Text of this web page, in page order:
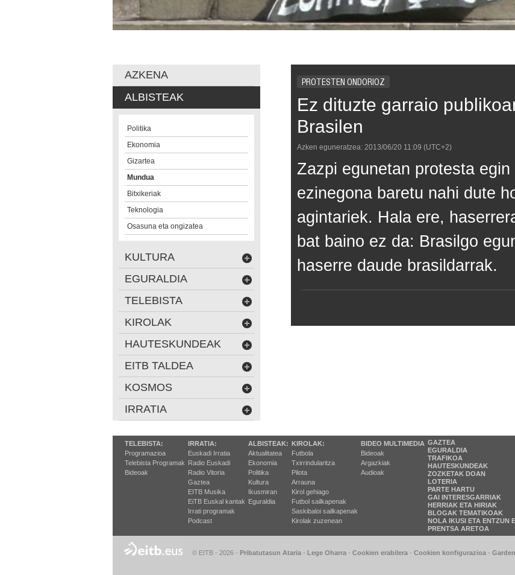
PROTESTEN ONDORIOZ
Ez dituzte garraio
Brasilen
Azken eguneratzea: 2013/06/20 11:09 (UTC+2)
Zazpi egunetan protesta
ezinegona baretu nahi dute
agintariek. Hala ere,
bat baino ez da: Brasilgo
haserre daude brasildarrak.
AZKENA
ALBISTEAK
Politika
Ekonomia
Gizartea
Mundua
Bitxikeriak
Teknologia
Osasuna eta ongizatea
KULTURA
EGURALDIA
TELEBISTA
KIROLAK
HAUTESKUNDEAK
EITB TALDEA
KOSMOS
IRRATIA
TELEBISTA:
Programazioa
Telebista Programak
Bideoak
IRRATIA:
Euskadi Irratia
Radio Euskadi
Radio Vitoria
Gaztea
EITB Musika
EiTB Euskal kantak
Irrati programak
Podcast
ALBISTEAK:
Aktualitatea
Ekonomia
Politika
Kultura
Ikusmiran
Eguraldia
KIROLAK:
Futbola
Txirrindularitza
Pilota
Arrauna
Kirol gehiago
Futbol sailkapenak
Saskibaloi sailkapenak
Kirolak zuzenean
BIDEO MULTIMEDIA
Bideoak
Argazkiak
Audioak
GAZTEA
EGURALDIA
TRAFIKOA
HAUTESKUNDEAK
ZOZKETAK DOAN
LOTERIA
PARTE HARTU
GAI INTERESGARRIAK
HERRIAK ETA HIRIAK
BLOGAK TEMATIKOAK
NOLA IKUSI ETA ENTZUN
PRENTSA ARETOA
© EITB - 2026 - Pribatutasun Ataria - Lege Oharra - Cookien erabilera - Cookien konfigurazioa -